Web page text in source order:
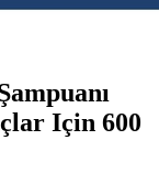
Için 600